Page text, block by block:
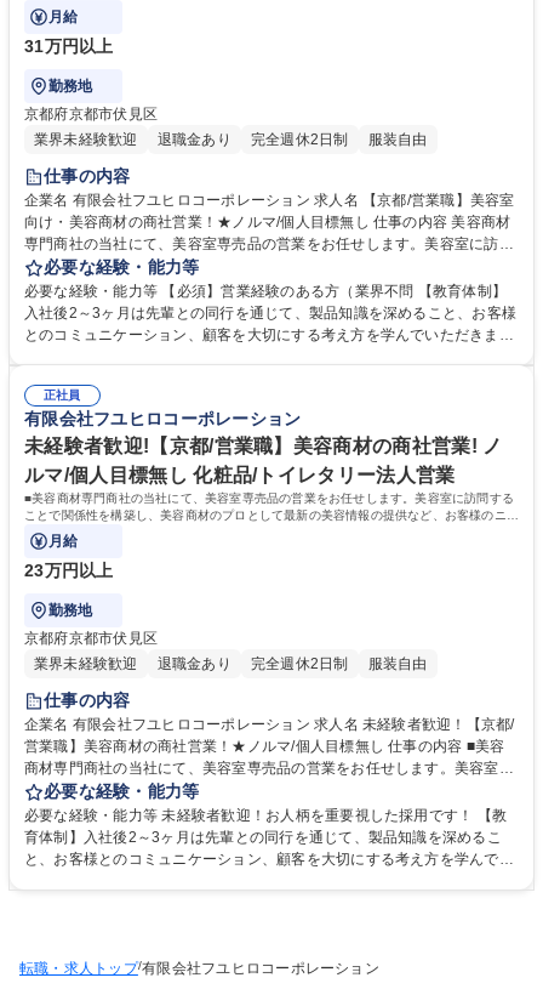
に合わせた提案型営業を行います。
月給
31万円以上
勤務地
京都府京都市伏見区
業界未経験歓迎
退職金あり 完全週休2日制 服装自由
仕事の内容
企業名 有限会社フユヒロコーポレーション 求人名 【京都/営業職】美容室
向け・美容商材の商社営業！★ノルマ/個人目標無し 仕事の内容 美容商材
専門商社の当社にて、美容室専売品の営業をお任せします。美容室に訪問
することで関係性を構築し、美容商材のプロとして最新の美容情報の提供
など、お客様のニーズに合わせた提案型営業を行います。 ◇ミルボン･ル
ベル・資生堂・ホーユー等の各有名メーカーの代理店であり、美容院で使
われる美容商材の多くを取り扱っています。新商品販売の際はメーカー担
後】顧客先へ営業回り 【担当数】40～50件 【営業割合】新規：既存＝2:
8 【目標設定】各自 募集職種 【京都/営業職】美容室向け・美容商材の商
社営業！★ノルマ/個人目標無し
必要な経験・能力等
必要な経験・能力等 【必須】営業経験のある方（業界不問 【教育体制】
入社後2～3ヶ月は先輩との同行を通じて、製品知識を深めること、お客様
とのコミュニケーション、顧客を大切にする考え方を学んでいただきま
目標設定をし、結果を残すごとに報酬として反映していただける環境で
す。 【モデル年収】20代後半：年収600万円、40代：年収800万円 学
歴・資格 学歴：大学院 大学 高専 短大 専修学校 高校 語学力： 資格：第一
種運転免許普通自動車
正社員
有限会社フユヒロコーポレーション
未経験者歓迎!【京都/営業職】美容商材の商社営業! ノ
ルマ/個人目標無し 化粧品/トイレタリー法人営業
■美容商材専門商社の当社にて、美容室専売品の営業をお任せします。美容室に訪問する
ことで関係性を構築し、美容商材のプロとして最新の美容情報の提供など、お客様のニー
ズに合わせた提案型営業を行います。
月給
23万円以上
勤務地
京都府京都市伏見区
業界未経験歓迎
退職金あり 完全週休2日制 服装自由
仕事の内容
企業名 有限会社フユヒロコーポレーション 求人名 未経験者歓迎！【京都/
営業職】美容商材の商社営業！★ノルマ/個人目標無し 仕事の内容 ■美容
商材専門商社の当社にて、美容室専売品の営業をお任せします。美容室に
訪問することで関係性を構築し、美容商材のプロとして最新の美容情報の
提供など、お客様のニーズに合わせた提案型営業を行います。 ◇ミルボ
ン･ルベル・資生堂・ホーユー等の各有名メーカーの代理店であり、美容
院で使われる美容商材の多くを取り扱っています。新商品販売の際はメー
美容商材の商社営業！★ノルマ/個人目標無し
必要な経験・能力等
必要な経験・能力等 未経験者歓迎！お人柄を重要視した採用です！ 【教
育体制】入社後2～3ヶ月は先輩との同行を通じて、製品知識を深めるこ
と、お客様とのコミュニケーション、顧客を大切にする考え方を学んでい
円 学歴・資格 学歴：大学院 大学 高専 短大 専修学校 高校 語学力： 資
転職・求人トップ/有限会社フユヒロコーポレーション